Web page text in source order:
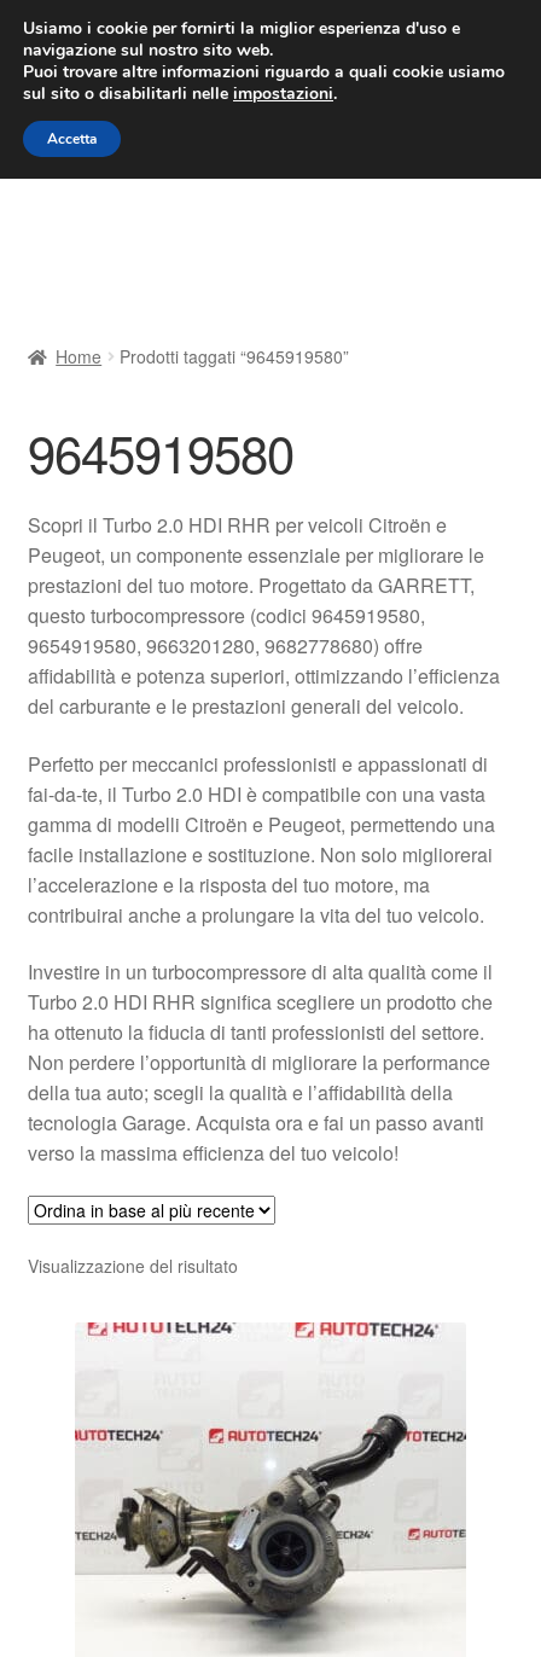
CONSEGNA da 7 EUR
Lun-Ven 9:00 - 16:00/800 580 290
Vai
alla
navigazione
Vai
al
contenuto
Contatto
Il mio account
Pagamenti
Politica sulla riservatezza
Procedura di Reclamo
Registratore di cassa
Rimostranza
Spedizione in tutto il mondo
Termini e condizioni
Home Prodotti taggati “9645919580”
9645919580
Scopri il Turbo 2.0 HDI RHR per veicoli Citroën e
Peugeot, un componente essenziale per migliorare le
prestazioni del tuo motore. Progettato da GARRETT,
questo turbocompressore (codici 9645919580,
9654919580, 9663201280, 9682778680) offre
affidabilità e potenza superiori, ottimizzando l’efficienza
del carburante e le prestazioni generali del veicolo.
Perfetto per meccanici professionisti e appassionati di
fai-da-te, il Turbo 2.0 HDI è compatibile con una vasta
gamma di modelli Citroën e Peugeot, permettendo una
facile installazione e sostituzione. Non solo migliorerai
l’accelerazione e la risposta del tuo motore, ma
contribuirai anche a prolungare la vita del tuo veicolo.
Investire in un turbocompressore di alta qualità come il
Turbo 2.0 HDI RHR significa scegliere un prodotto che
ha ottenuto la fiducia di tanti professionisti del settore.
Non perdere l’opportunità di migliorare la performance
della tua auto; scegli la qualità e l’affidabilità della
tecnologia Garage. Acquista ora e fai un passo avanti
verso la massima efficienza del tuo veicolo!
Visualizzazione del risultato
Usiamo i cookie per fornirti la miglior esperienza d'uso e
navigazione sul nostro sito web.
Puoi trovare altre informazioni riguardo a quali cookie usiamo
sul sito o disabilitarli nelle impostazioni.
Accetta